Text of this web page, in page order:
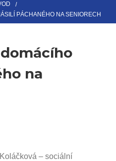
PÁCHANÉHO NA SENIORECH
na
– sociální